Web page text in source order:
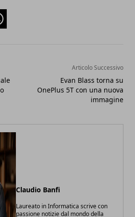
Articolo Successivo
Evan Blass torna su
OnePlus 5T con una nuova
immagine
Claudio Banfi
Laureato in Informatica scrive con
passione notizie dal mondo della